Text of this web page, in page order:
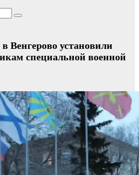
Венгерово установили
специальной военной